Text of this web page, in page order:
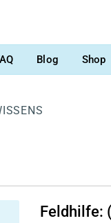
Blog Shop
Feldhilfe: